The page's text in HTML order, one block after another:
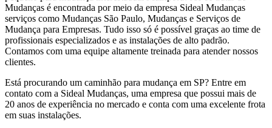
Mudanças é encontrada por meio da empresa Sideal Mudanças
serviços como Mudanças São Paulo, Mudanças e Serviços de
Mudança para Empresas. Tudo isso só é possível graças ao time de
profissionais especializados e as instalações de alto padrão.
Contamos com uma equipe altamente treinada para atender nossos
clientes.
Está procurando um caminhão para mudança em SP? Entre em
contato com a Sideal Mudanças, uma empresa que possui mais de
20 anos de experiência no mercado e conta com uma excelente frota
em suas instalações.